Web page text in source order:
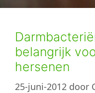
belangrijk
hersenen
25-juni-2012 door